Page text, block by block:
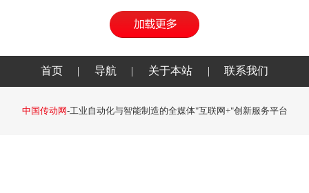
首页 | 导航 | 关于本站 | 联系我们
中国传动网-工业自动化与智能制造的全媒体"互联网+"创新服务平台